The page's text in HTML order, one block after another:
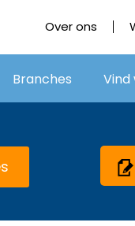
Over ons
Branches Vind